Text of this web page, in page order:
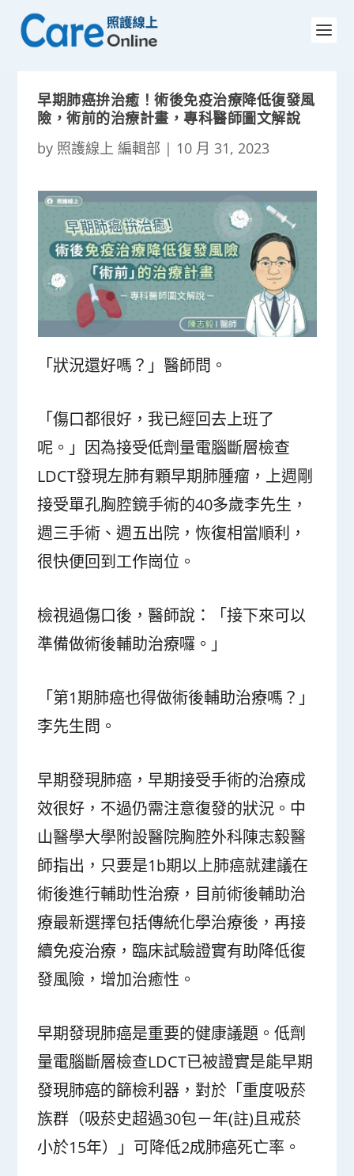
早期肺癌拚治癒！術後免疫治療降低復發風
險，術前的治療計畫，專科醫師圖文解說
by 照護線上 編輯部 | 10 月 31, 2023
「狀況還好嗎？」醫師問。
「傷口都很好，我已經回去上班了
呢。」因為接受低劑量電腦斷層檢查
LDCT發現左肺有顆早期肺腫瘤，上週剛
接受單孔胸腔鏡手術的40多歲李先生，
週三手術、週五出院，恢復相當順利，
很快便回到工作崗位。
檢視過傷口後，醫師說：「接下來可以
準備做術後輔助治療囉。」
「第1期肺癌也得做術後輔助治療嗎？」
李先生問。
早期發現肺癌，早期接受手術的治療成
效很好，不過仍需注意復發的狀況。中
山醫學大學附設醫院胸腔外科陳志毅醫
師指出，只要是1b期以上肺癌就建議在
術後進行輔助性治療，目前術後輔助治
療最新選擇包括傳統化學治療後，再接
續免疫治療，臨床試驗證實有助降低復
發風險，增加治癒性。
早期發現肺癌是重要的健康議題。低劑
量電腦斷層檢查LDCT已被證實是能早期
發現肺癌的篩檢利器，對於「重度吸菸
族群（吸菸史超過30包－年(註)且戒菸
小於15年）」可降低2成肺癌死亡率。